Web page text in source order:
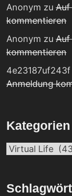
Anonym zuAuf
kommentieren
Anonym zuAuf
kommentieren
4e23187uf243f
Anmeldung
Kategorien
Kategorien